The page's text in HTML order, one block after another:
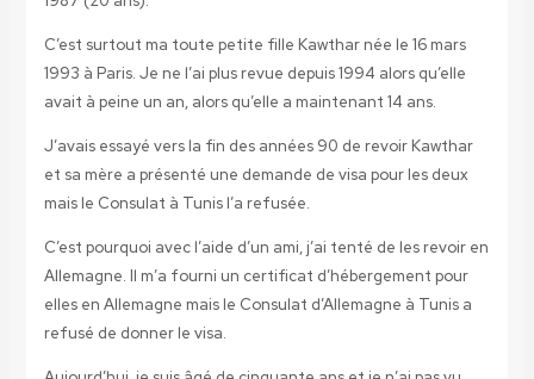
C’est surtout ma toute petite fille Kawthar née le 16 mars
1993 à Paris. Je ne l’ai plus revue depuis 1994 alors qu’elle
avait à peine un an, alors qu’elle a maintenant 14 ans.
J’avais essayé vers la fin des années 90 de revoir Kawthar
et sa mère a présenté une demande de visa pour les deux
mais le Consulat à Tunis l’a refusée.
C’est pourquoi avec l’aide d’un ami, j’ai tenté de les revoir en
Allemagne. Il m’a fourni un certificat d’hébergement pour
elles en Allemagne mais le Consulat d’Allemagne à Tunis a
refusé de donner le visa.